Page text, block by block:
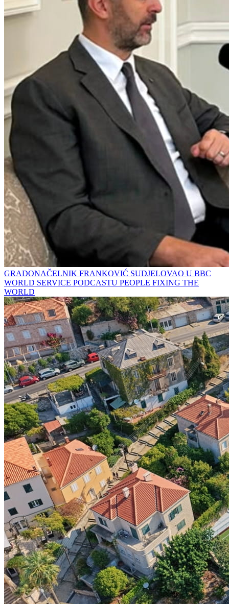
GRADONAČELNIK FRANKOVIĆ SUDJELOVAO U BBC
WORLD SERVICE PODCASTU PEOPLE FIXING THE
WORLD